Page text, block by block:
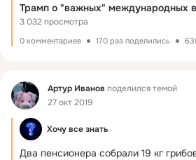
Трамп о "важных" международных
3 032 просмотра
0 комментариев 170 раз поделились
Фид Артур Иванов поделился темой
27 окт 2019
Хочу все знать
Два пенсионера собрали 19 кг